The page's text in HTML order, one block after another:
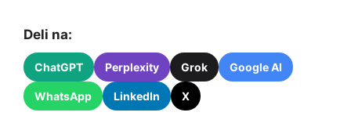
Deli na:
ChatGPT Perplexity Grok Google AI
WhatsApp LinkedIn X